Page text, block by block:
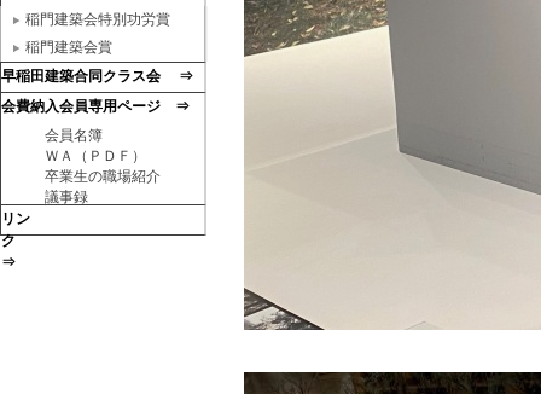
稲門建築会特別功労賞
稲門建築会賞
早稲田建築合同クラス会 ⇒
会費納入会員専用ページ ⇒
会員名簿
ＷＡ（ＰＤＦ）
卒業生の職場紹介
議事録
リン
ク
⇒